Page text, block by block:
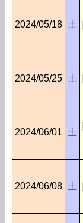
2024/05/18 土
2024/05/25 土
2024/06/01 土
2024/06/08 土